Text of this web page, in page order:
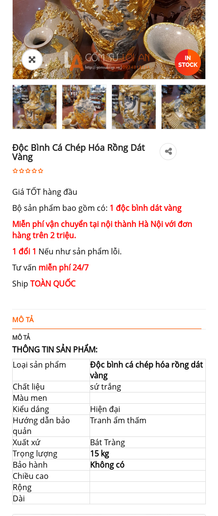
Độc Bình Cá Chép Hóa Rồng Dát
Vàng
Giá TỐT hàng đầu
Bộ sản phẩm bao gồm có: 1 độc bình dát vàng
Miễn phí vận chuyển tại nội thành Hà Nội với đơn
hàng trên 2 triệu.
1 đổi 1 Nếu như sản phẩm lỗi.
Tư vấn miễn phí 24/7
Ship TOÀN QUỐC
MÔ TẢ
MÔ TẢ
THÔNG TIN SẢN PHẨM:
Loại sản phẩm
Độc bình cá chép hóa rồng dát
vàng
Chất liệu
sứ trắng
Màu men
Kiểu dáng
Hiện đại
Hướng dẫn bảo
quản
Tranh ẩm thấm
Xuất xứ
Bát Tràng
Trọng lượng
15 kg
Bảo hành
Không có
Chiều cao
Rộng
Dài